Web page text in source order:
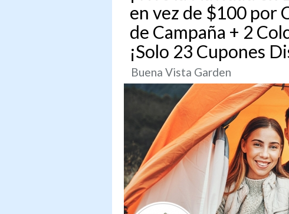
en vez de $100 por
de Campaña + 2
¡Solo 23 Cupones
Buena Vista Garden